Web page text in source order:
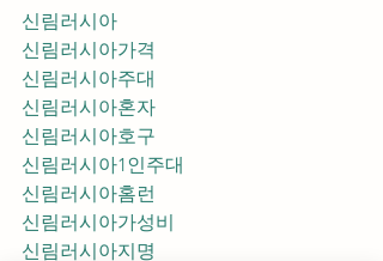
신림러시아
신림러시아가격
신림러시아주대
신림러시아혼자
신림러시아호구
신림러시아1인주대
신림러시아홈런
신림러시아가성비
신림러시아지명